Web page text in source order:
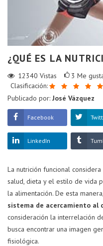
¿QUÉ ES LA
12340 Vistas 3 Me
Clasificación:
Publicado por: José Vázquez
Facebook
LinkedIn
La nutrición funcional
salud, dieta y el estilo de vida
la alimentación. De esta manera,
sistema de acercamiento al
consideración la interrelación
busca encontrar una imagen
fisiológica.